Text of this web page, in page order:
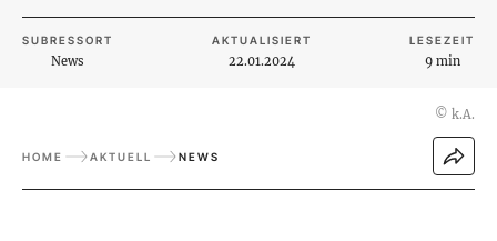
SUBRESSORT
News
AKTUALISIERT
22.01.2024
LESEZEIT
9 min
© k.A.
HOME AKTUELL NEWS